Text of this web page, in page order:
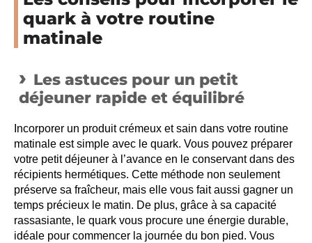
quark à votre routine
matinale
Les astuces pour un petit
déjeuner rapide et équilibré
Incorporer un produit crémeux et sain dans votre routine
matinale est simple avec le quark. Vous pouvez préparer
votre petit déjeuner à l’avance en le conservant dans des
récipients hermétiques. Cette méthode non seulement
préserve sa fraîcheur, mais elle vous fait aussi gagner un
temps précieux le matin. De plus, grâce à sa capacité
rassasiante, le quark vous procure une énergie durable,
idéale pour commencer la journée du bon pied. Vous